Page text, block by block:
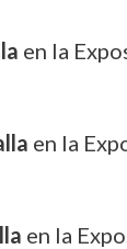
en la
en la
en la